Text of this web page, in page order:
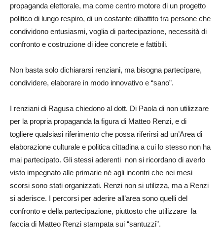
propaganda elettorale, ma come centro motore di un progetto
politico di lungo respiro, di un costante dibattito tra persone che
condividono entusiasmi, voglia di partecipazione, necessità di
confronto e costruzione di idee concrete e fattibili.
Non basta solo dichiararsi renziani, ma bisogna partecipare,
condividere, elaborare in modo innovativo e “sano”.
I renziani di Ragusa chiedono al dott. Di Paola di non utilizzare
per la propria propaganda la figura di Matteo Renzi, e di
togliere qualsiasi riferimento che possa riferirsi ad un’Area di
elaborazione culturale e politica cittadina a cui lo stesso non ha
mai partecipato. Gli stessi aderenti non si ricordano di averlo
visto impegnato alle primarie né agli incontri che nei mesi
scorsi sono stati organizzati. Renzi non si utilizza, ma a Renzi
si aderisce. I percorsi per aderire all’area sono quelli del
confronto e della partecipazione, piuttosto che utilizzare la
faccia di Matteo Renzi stampata sui “santuzzi”.